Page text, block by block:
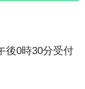
後0時30分受付